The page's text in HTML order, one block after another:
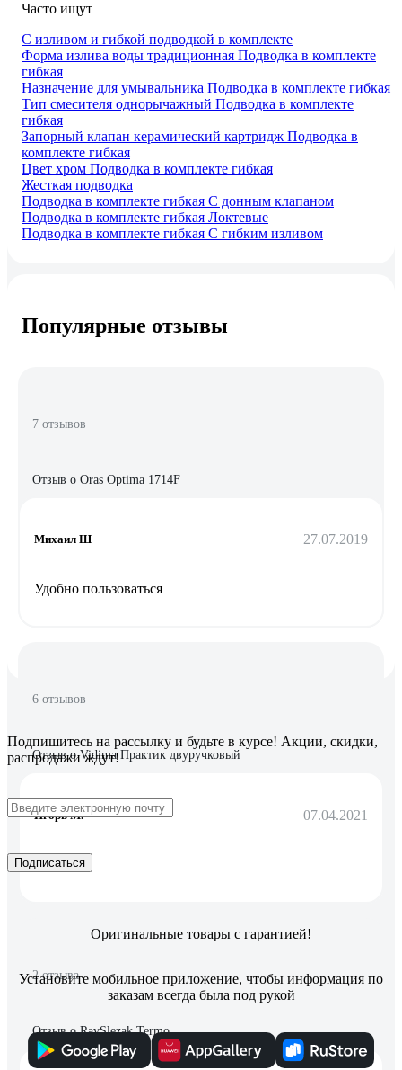
Часто ищут
С изливом и гибкой подводкой в комплекте
Форма излива воды традиционная Подводка в комплекте
гибкая
Назначение для умывальника Подводка в комплекте гибкая
Тип смесителя однорычажный Подводка в комплекте
гибкая
Запорный клапан керамический картридж Подводка в
комплекте гибкая
Цвет хром Подводка в комплекте гибкая
Жесткая подводка
Подводка в комплекте гибкая С донным клапаном
Подводка в комплекте гибкая Локтевые
Подводка в комплекте гибкая С гибким изливом
Популярные отзывы
7 отзывов
Отзыв о Oras Optima 1714F
Михаил Ш 27.07.2019
Удобно пользоваться
6 отзывов
Отзыв о Vidima Практик двуручковый
Игорь М. 07.04.2021
Качество
2 отзыва
Отзыв о RavSlezak Termo
Подпишитесь на рассылку и будьте в курсе! Акции, скидки,
распродажи ждут!
Подписаться
Оригинальные товары с гарантией!
Установите мобильное приложение, чтобы информация по
заказам всегда была под рукой